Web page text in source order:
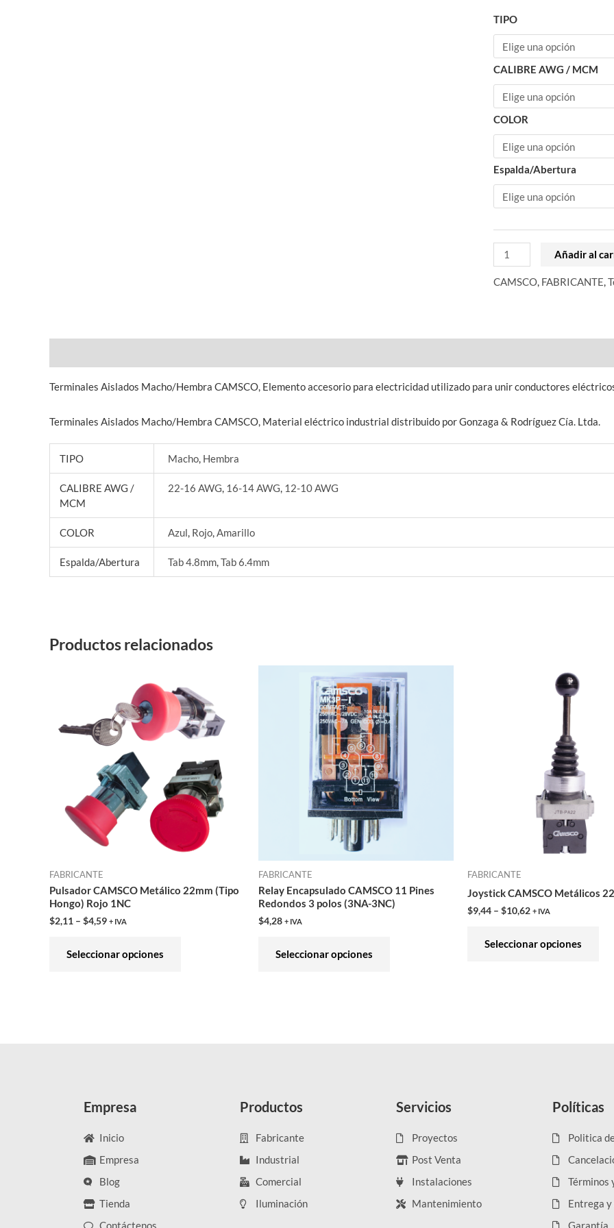
TIPO
CALIBRE AWG / MCM
COLOR
Espalda/Abertura
Añadir al
CAMSCO, FABRICANTE,
Terminales Aislados Macho/Hembra CAMSCO, Elemento accesorio para electricidad utilizado para unir conductores
Terminales Aislados Macho/Hembra CAMSCO, Material eléctrico industrial distribuido por Gonzaga & Rodríguez Cía. Ltda.
TIPO Macho, Hembra
CALIBRE AWG /
MCM
22-16 AWG, 16-14 AWG, 12-10 AWG
COLOR Azul, Rojo,Amarillo
Espalda/Abertura Tab 4.8mm,Tab 6.4mm
Productos relacionados
FABRICANTE
Pulsador CAMSCO Metálico 22mm (Tipo
Hongo) Rojo 1NC
$2,11 – $4,59 + IVA
Seleccionar opciones
producto
tiene
múltiples
Las
opciones
se
pueden
elegir
página
FABRICANTE
Relay Encapsulado CAMSCO 11 Pines
Redondos 3 polos (3NA-3NC)
$4,28 + IVA
Seleccionar opciones
Este
producto
tiene
múltiples
variantes.
opciones
se
pueden
en
página
FABRICANTE
Joystick CAMSCO Metálicos
$9,44 – $10,62 + IVA
Seleccionar opciones
Empresa
Inicio
Empresa
Blog
Tienda
Contáctenos
Productos
Fabricante
Industrial
Comercial
Iluminación
Servicios
Proyectos
Post Venta
Instalaciones
Mantenimiento
Políticas
Politica
Términos
Entrega
Garantía